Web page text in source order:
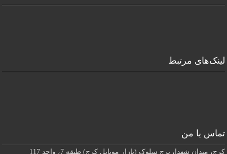
لینک‌های مرتبط
تماس با من
کرج، میدان شهدا، برج سلوک (بازار موبایل کرج) طبقه 7، واحد 117